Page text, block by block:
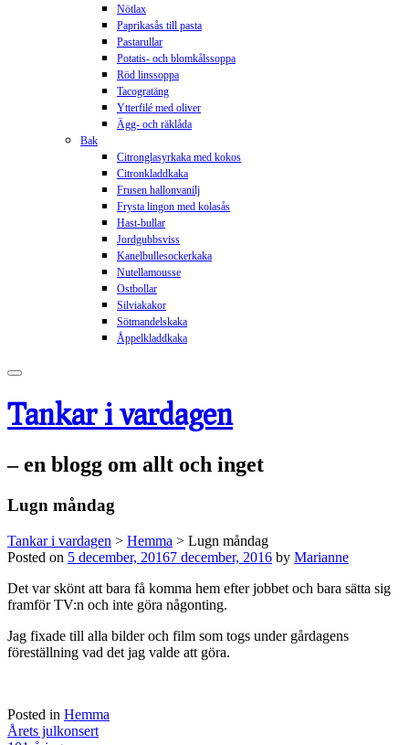
Nötlax
Paprikasås till pasta
Pastarullar
Potatis- och blomkålssoppa
Röd linssoppa
Tacogratäng
Ytterfilé med oliver
Ägg- och räklåda
Bak
Citronglasyrkaka med kokos
Citronkladdkaka
Frusen hallonvanilj
Frysta lingon med kolasås
Hast-bullar
Jordgubbsviss
Kanelbullesockerkaka
Nutellamousse
Ostbollar
Silviakakor
Sötmandelskaka
Åppelkladdkaka
Tankar i vardagen
– en blogg om allt och inget
Lugn måndag
Tankar i vardagen > Hemma > Lugn måndag
Posted on 5 december, 20167 december, 2016 by Marianne
Det var skönt att bara få komma hem efter jobbet och bara sätta sig
framför TV:n och inte göra någonting.
Jag fixade till alla bilder och film som togs under gårdagens
föreställning vad det jag valde att göra.
Posted in Hemma
Post
Årets julkonsert